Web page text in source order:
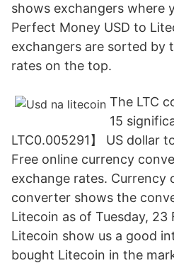
shows exchangers where
Perfect Money USD to
exchangers are sorted by
rates on the top.
The LTC
15
LTC0.005291】 US dollar
Free online currency
exchange rates. Currency
converter shows the
Litecoin as of Tuesday, 23
Litecoin show us a good
bought Litecoin in the